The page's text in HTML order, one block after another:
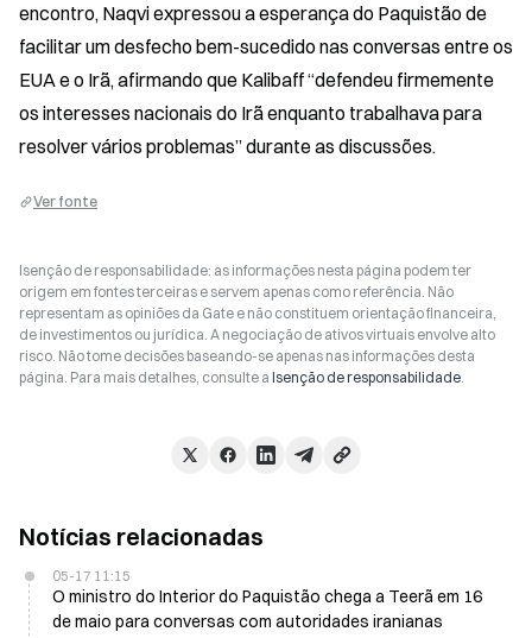
encontro, Naqvi expressou a esperança do Paquistão de
facilitar um desfecho bem-sucedido nas conversas entre os
EUA e o Irã, afirmando que Kalibaff “defendeu firmemente
os interesses nacionais do Irã enquanto trabalhava para
resolver vários problemas” durante as discussões.
Ver fonte
Isenção de responsabilidade: as informações nesta página podem ter
origem em fontes terceiras e servem apenas como referência. Não
representam as opiniões da Gate e não constituem orientação financeira,
de investimentos ou jurídica. A negociação de ativos virtuais envolve alto
risco. Não tome decisões baseando-se apenas nas informações desta
página. Para mais detalhes, consulte a Isenção de responsabilidade.
Notícias relacionadas
05-17 11:15
O ministro do Interior do Paquistão chega a Teerã em 16
de maio para conversas com autoridades iranianas